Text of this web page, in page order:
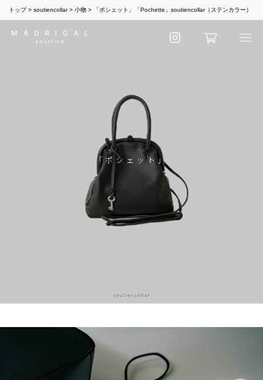
トップ soutiencollar 小物 「ポシェット」「Pochette」soutiencollar（ステンカラー）
「ポシェット」